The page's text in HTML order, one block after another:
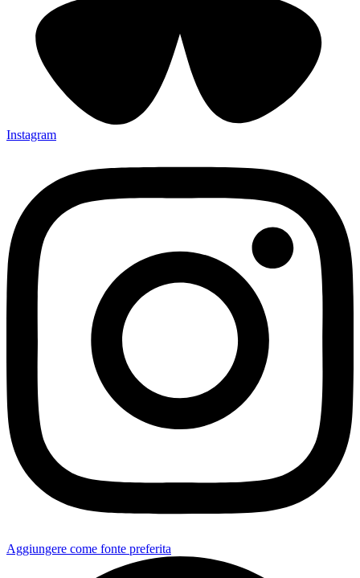
Instagram
Aggiungere come fonte preferita